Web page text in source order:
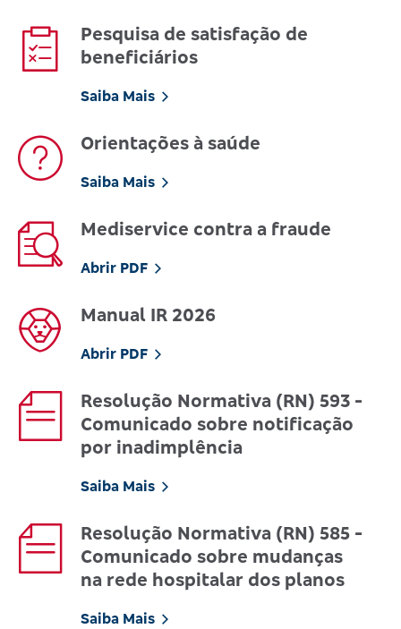
Pesquisa de satisfação de
beneficiários
Saiba Mais
Orientações à saúde
Saiba Mais
Mediservice contra a fraude
Abrir PDF
Manual IR 2026
Abrir PDF
Resolução Normativa (RN) 593 -
Comunicado sobre notificação
por inadimplência
Saiba Mais
Resolução Normativa (RN) 585 -
Comunicado sobre mudanças
na rede hospitalar dos planos
Saiba Mais